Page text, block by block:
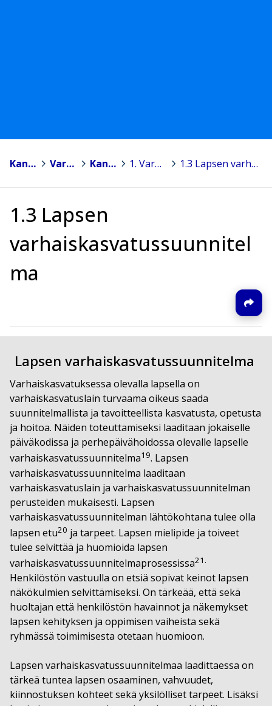
Kannonkoski Varhaiskasvatus Kannonkosken varhaiskasvatussuunnitelma 2022 > 1. Varhaiskasvatussuunnitelman perusteet ja sitä tarkentava varhaiskasvatuksen suunnittelu > 1.3 Lapsen varhaiskasvatussuunnitelma
1.3 Lapsen
varhaiskasvatussuunnitel
ma
Lapsen varhaiskasvatussuunnitelma
Varhaiskasvatuksessa olevalla lapsella on
varhaiskasvatuslain turvaama oikeus saada
suunnitelmallista ja tavoitteellista kasvatusta, opetusta
ja hoitoa. Näiden toteuttamiseksi laaditaan jokaiselle
päiväkodissa ja perhepäivähoidossa olevalle lapselle
varhaiskasvatussuunnitelma19. Lapsen
varhaiskasvatussuunnitelma laaditaan
varhaiskasvatuslain ja varhaiskasvatussuunnitelman
perusteiden mukaisesti. Lapsen
varhaiskasvatussuunnitelman lähtökohtana tulee olla
lapsen etu20 ja tarpeet. Lapsen mielipide ja toiveet
tulee selvittää ja huomioida lapsen
varhaiskasvatussuunnitelmaprosessissa21.
Henkilöstön vastuulla on etsiä sopivat keinot lapsen
näkökulmien selvittämiseksi. On tärkeää, että sekä
huoltajan että henkilöstön havainnot ja näkemykset
lapsen kehityksen ja oppimisen vaiheista sekä
ryhmässä toimimisesta otetaan huomioon.
Lapsen varhaiskasvatussuunnitelmaa laadittaessa on
tärkeä tuntea lapsen osaaminen, vahvuudet,
kiinnostuksen kohteet sekä yksilölliset tarpeet. Lisäksi